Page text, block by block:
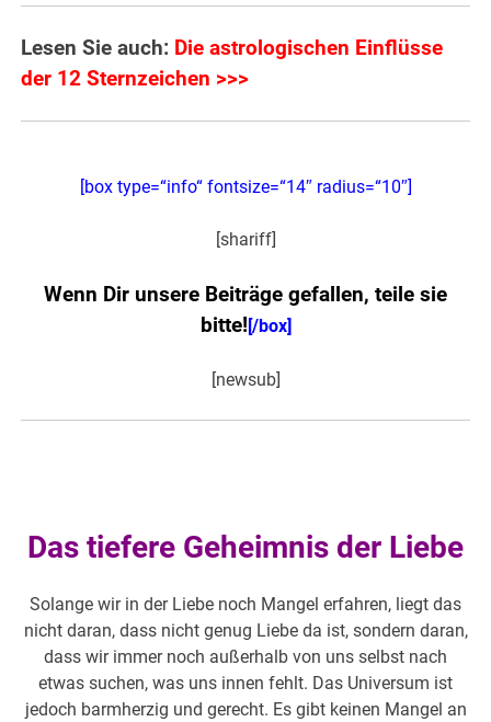
Lesen Sie auch: Die astrologischen Einflüsse
der 12 Sternzeichen >>>
[box type=“info“ fontsize=“14″ radius=“10″]
[shariff]
Wenn Dir unsere Beiträge gefallen, teile sie
bitte! [/box]
[newsub]
Das tiefere Geheimnis der Liebe
Solange wir in der Liebe noch Mangel erfahren, liegt das
nicht daran, dass nicht genug Liebe da ist, sondern daran,
dass wir immer noch außerhalb von uns selbst nach
etwas suchen, was uns innen fehlt. Das Universum ist
jedoch barmherzig und gerecht. Es gibt keinen Mangel an